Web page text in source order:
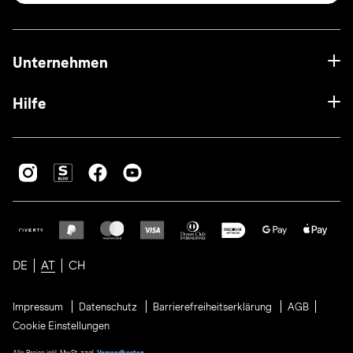
Unternehmen
Hilfe
DE AT CH
Impressum Datenschutz Barrierefreiheitserklärung
AGB
Cookie Einstellungen